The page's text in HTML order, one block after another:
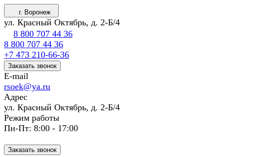
г. Воронеж
ул. Красный Октябрь, д. 2-Б/4
8 800 707 44 36
8 800 707 44 36
+7 473 210-66-36
Заказать звонок
E-mail
rsoek@ya.ru
Адрес
ул. Красный Октябрь, д. 2-Б/4
Режим работы
Пн-Пт: 8:00 - 17:00
Заказать звонок